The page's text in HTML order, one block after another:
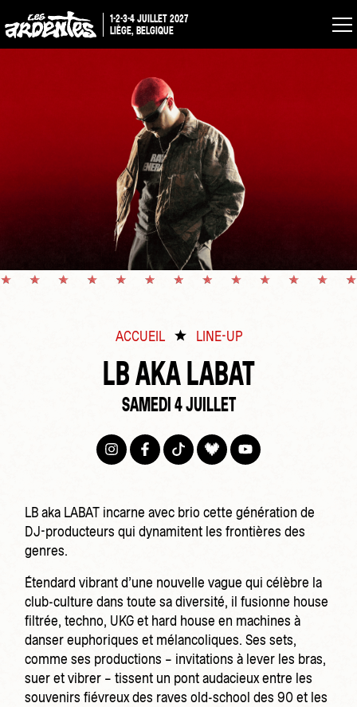
1-2-3-4 JUILLET 2027
LIÈGE, BELGIQUE
ACCUEIL LINE-UP
LB AKA LABAT
SAMEDI 4 JUILLET
LB aka LABAT incarne avec brio cette génération de
DJ-producteurs qui dynamitent les frontières des
genres.
Étendard vibrant d’une nouvelle vague qui célèbre la
club-culture dans toute sa diversité, il fusionne house
filtrée, techno, UKG et hard house en machines à
danser euphoriques et mélancoliques. Ses sets,
comme ses productions – invitations à lever les bras,
suer et vibrer – tissent un pont audacieux entre les
souvenirs fiévreux des raves old-school des 90 et les